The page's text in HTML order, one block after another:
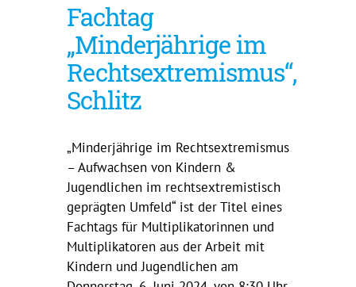
Fachtag
„Minderjährige im
Rechtsextremismus“,
Schlitz
„Minderjährige im Rechtsextremismus
– Aufwachsen von Kindern &
Jugendlichen im rechtsextremistisch
geprägten Umfeld“ ist der Titel eines
Fachtags für Multiplikatorinnen und
Multiplikatoren aus der Arbeit mit
Kindern und Jugendlichen am